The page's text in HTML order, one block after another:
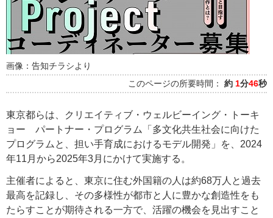
画像：告知チラシより
このページの所要時間： 約 1分46秒
東京都らは、クリエイティブ・ウェルビーイング・トーキ
ョー パートナー・プログラム「多文化共生社会に向けた
プログラムと、担い手育成におけるモデル開発」を、2024
年11月から2025年3月にかけて実施する。
主催者によると、東京に住む外国籍の人は約68万人と過去
最高を記録し、その多様性が都市と人に豊かな創造性をも
たらすことが期待される一方で、活躍の機会を見出すこと